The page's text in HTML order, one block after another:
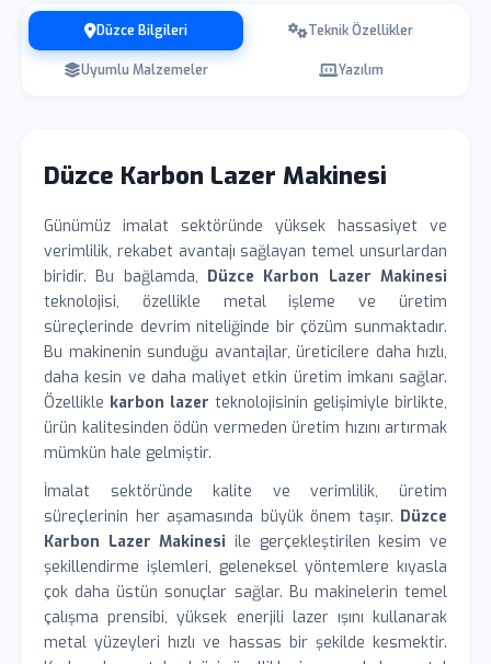
Düzce Bilgileri Teknik Özellikler
Uyumlu Malzemeler Yazılım
Düzce Karbon Lazer Makinesi
Günümüz imalat sektöründe yüksek hassasiyet ve
verimlilik, rekabet avantajı sağlayan temel unsurlardan
biridir. Bu bağlamda, Düzce Karbon Lazer Makinesi
teknolojisi, özellikle metal işleme ve üretim
süreçlerinde devrim niteliğinde bir çözüm sunmaktadır.
Bu makinenin sunduğu avantajlar, üreticilere daha hızlı,
daha kesin ve daha maliyet etkin üretim imkanı sağlar.
Özellikle karbon lazer teknolojisinin gelişimiyle birlikte,
ürün kalitesinden ödün vermeden üretim hızını artırmak
mümkün hale gelmiştir.
İmalat sektöründe kalite ve verimlilik, üretim
süreçlerinin her aşamasında büyük önem taşır. Düzce
Karbon Lazer Makinesi ile gerçekleştirilen kesim ve
şekillendirme işlemleri, geleneksel yöntemlere kıyasla
çok daha üstün sonuçlar sağlar. Bu makinelerin temel
çalışma prensibi, yüksek enerjili lazer ışını kullanarak
metal yüzeyleri hızlı ve hassas bir şekilde kesmektir.